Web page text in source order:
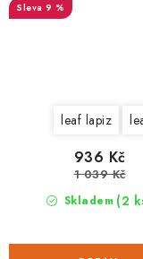
9 %
leaf lapiz
Skladem (2
936 Kč
1 039 Kč